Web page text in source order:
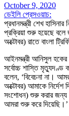
October 9, 2020
ডেইলি প্রেসওয়াচ:
প্রধানমন্ত্রী শেখ
প্রক্রিয়া শুরু হয়েছে
অক্টোবর) রাতে বাংলা
আইনমন্ত্রী আনিসুল হকের
সর্বোচ্চ শাস্তি মৃত্যুদণ্ড
বলেন, ‘বিবেচনা না।
অক্টোবর) আমাকে নির্দেশ
সংশোধন) শুরু করার
আমরা শুরু করে দিয়েছি।’